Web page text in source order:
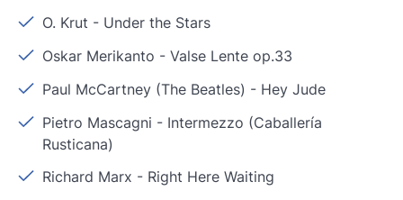
O. Krut - Under the Stars
Oskar Merikanto -Valse Lente op.33
Paul McCartney (The Beatles) - Hey Jude
Pietro Mascagni - Intermezzo (Caballería
Rusticana)
Richard Marx - Right Here Waiting